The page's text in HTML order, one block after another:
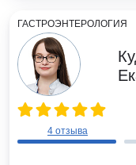
ГАСТРОЭНТЕРОЛОГИЯ
4 отзыва